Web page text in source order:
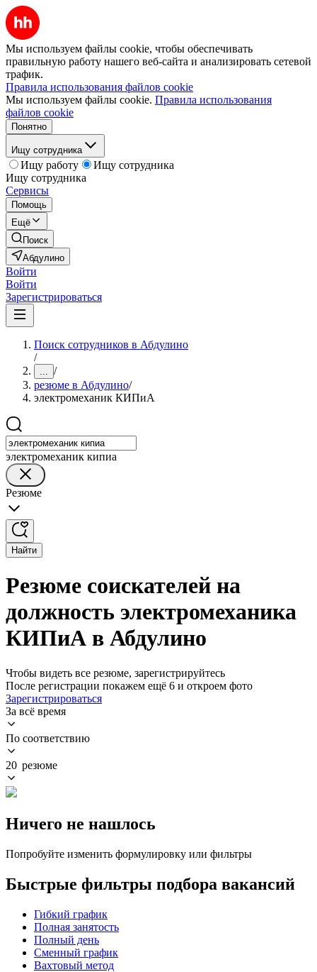
Мы используем файлы cookie, чтобы обеспечивать
правильную работу нашего веб-сайта и анализировать сетевой
трафик.
Правила использования файлов cookie
Мы используем файлы cookie. Правила использования
файлов cookie
Понятно
Ищу сотрудника
Ищу работу
Ищу сотрудника
Ищу сотрудника
Сервисы
Помощь
Ещё
Поиск
Абдулино
Войти
Войти
Зарегистрироваться
Поиск сотрудников в Абдулино
/
... /
резюме в Абдулино/
электромеханик КИПиА
электромеханик кипиа
Резюме
Найти
Резюме соискателей на
должность электромеханика
КИПиА в Абдулино
Чтобы видеть все резюме, зарегистрируйтесь
После регистрации покажем ещё 6 и откроем фото
Зарегистрироваться
За всё время
По соответствию
20 резюме
Ничего не нашлось
Попробуйте изменить формулировку или фильтры
Быстрые фильтры подбора вакансий
Гибкий график
Полная занятость
Полный день
Сменный график
Вахтовый метод